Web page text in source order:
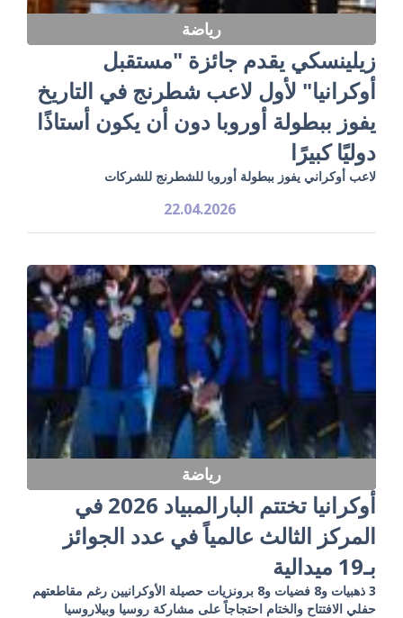
رياضة
زيلينسكي يقدم جائزة "مستقبل
أوكرانيا" لأول لاعب شطرنج في التاريخ
يفوز ببطولة أوروبا دون أن يكون أستاذًا
دوليًا كبيرًا
لاعب أوكراني يفوز ببطولة أوروبا للشطرنج للشركات
22.04.2026
رياضة
أوكرانيا تختتم البارالمبياد 2026 في
المركز الثالث عالمياً في عدد الجوائز
بـ19 ميدالية
3 ذهبيات و8 فضيات و8 برونزيات حصيلة الأوكرانيين رغم مقاطعتهم
حفلي الافتتاح والختام احتجاجاً على مشاركة روسيا وبيلاروسيا